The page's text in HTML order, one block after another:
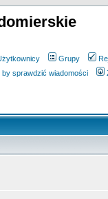
Grupy
by sprawdzić wiadomości